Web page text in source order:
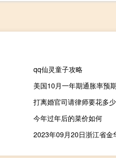
qq仙灵童子攻略
美国10月一年期通胀率预
打离婚官司请律师要花多
今年过年后的菜价如何